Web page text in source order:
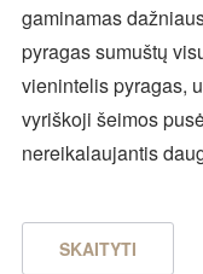
gaminamas
pyragas sumuštų
vienintelis pyragas,
vyriškoji šeimos
nereikalaujantis
SKAITYTI